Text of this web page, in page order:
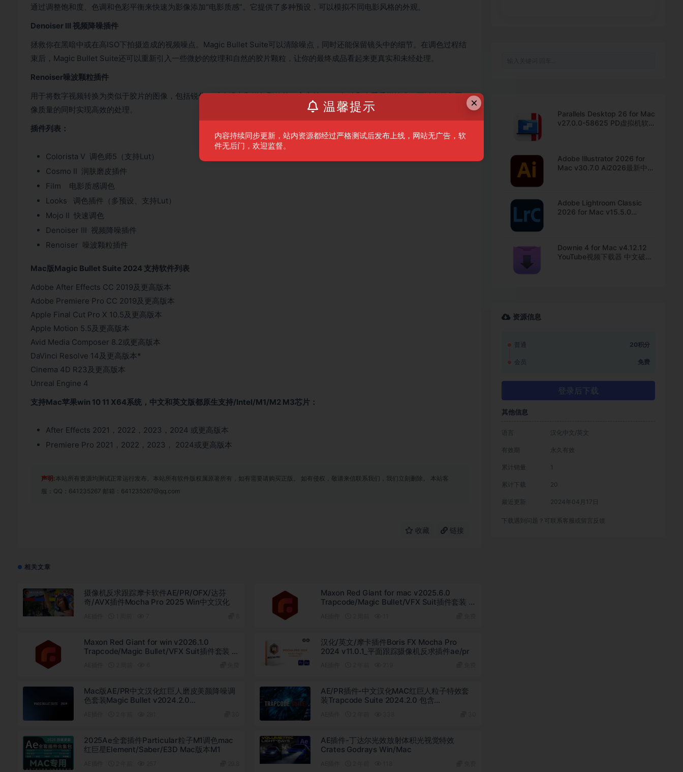
通过调整饱和度、色调和色彩平衡来快速为影像添加“电影质感”。它提供了多种预设，可以模拟不同电影风格的外观。
Denoiser III 视频降噪插件
拯救你在黑暗中或在高ISO下拍摄造成的视频噪点。Magic Bullet Suite可以清除噪点，同时还能保留镜头中的细节。在调色过程结
束后，Magic Bullet Suite还可以重新引入一些微妙的纹理和自然的胶片颗粒，让你的最终成品看起来更真实和未经处理。
Renoiser噪波颗粒插件
用于将数字视频转换为类似于胶片的图像，包括锐化、减少噪点和增加颗粒等。它支持 GPU 加速和多重采样技术，可以在保留图
像质量的同时实现高效的处理。
插件列表：
Colorista V 调色师5（支持Lut）
Cosmo II 润肤磨皮插件
Film 电影质感调色
Looks 调色插件（多预设、支持Lut）
Mojo II 快速调色
Denoiser III 视频降噪插件
Renoiser 噪波颗粒插件
Mac版Magic Bullet Suite 2024 支持软件列表
Adobe After Effects CC 2019及更高版本
Adobe Premiere Pro CC 2019及更高版本
Apple Final Cut Pro X 10.5及更高版本
Apple Motion 5.5及更高版本
Avid Media Composer 8.2或更高版本
DaVinci Resolve 14及更高版本*
Cinema 4D R23及更高版本
Unreal Engine 4
支持Mac苹果win 10 11 X64系统，中文和英文版都原生支持/Intel/M1/M2 M3芯片：
After Effects 2021，2022，2023，2024 或更高版本
Premiere Pro 2021，2022，2023， 2024或更高版本
声明:本站所有资源均测试正常运行发布。本站所有软件版权属原著所有，如有需要请购买正版。 如有侵权，敬请来信联系我们，我们立刻删除。 本站客
服：QQ：641235267 邮箱：641235267@qq.com
收藏 链接
相关文章
摄像机反求跟踪摩卡软件AE/PR/OFX/达芬
奇/AVX插件Mocha Pro 2025 Win中文汉化
Maxon Red Giant for mac v2025.6.0
Trapcode/Magic Bullet/VFX Suit插件套装 中
Maxon Red Giant for win v2026.1.0
Trapcode/Magic Bullet/VFX Suit插件套装 中
汉化/英文/摩卡插件Boris FX Mocha Pro
2024 v11.0.1_平面跟踪摄像机反求插件ae/pr
Mac版AE/PR中文汉化红巨人磨皮美颜降噪调
色套装Magic Bullet v2024.2.0
AE/PR插件-中文汉化MAC红巨人粒子特效套
装Trapcode Suite 2024.2.0 包含
2025Ae全套插件Particular粒子M1调色mac
红巨星Element/Saber/E3D Mac版本M1
AE插件-丁达尔光效放射体积光视觉特效
Crates Godrays Win/Mac
Parallels Desktop 26 for Mac
v27.0.0-58625 PD虚拟机软
Adobe Illustrator 2026 for
Mac v30.7.0 Ai2026最新中文
Adobe Lightroom Classic
2026 for Mac v15.5.0
Downie 4 for Mac v4.12.12
YouTube视频下载器 中文破解
资源信息
普通 20积分
会员 免费
登录后下载
其他信息
语言 汉化中文/英文
有效期 永久有效
累计销量 1
累计下载 20
最近更新 2024年04月17日
下载遇到问题？可联系客服或留言反馈
×
温馨提示
内容持续同步更新，站内资源都经过严格测试后发布上线，网站无广告，软
件无后门，欢迎监督。